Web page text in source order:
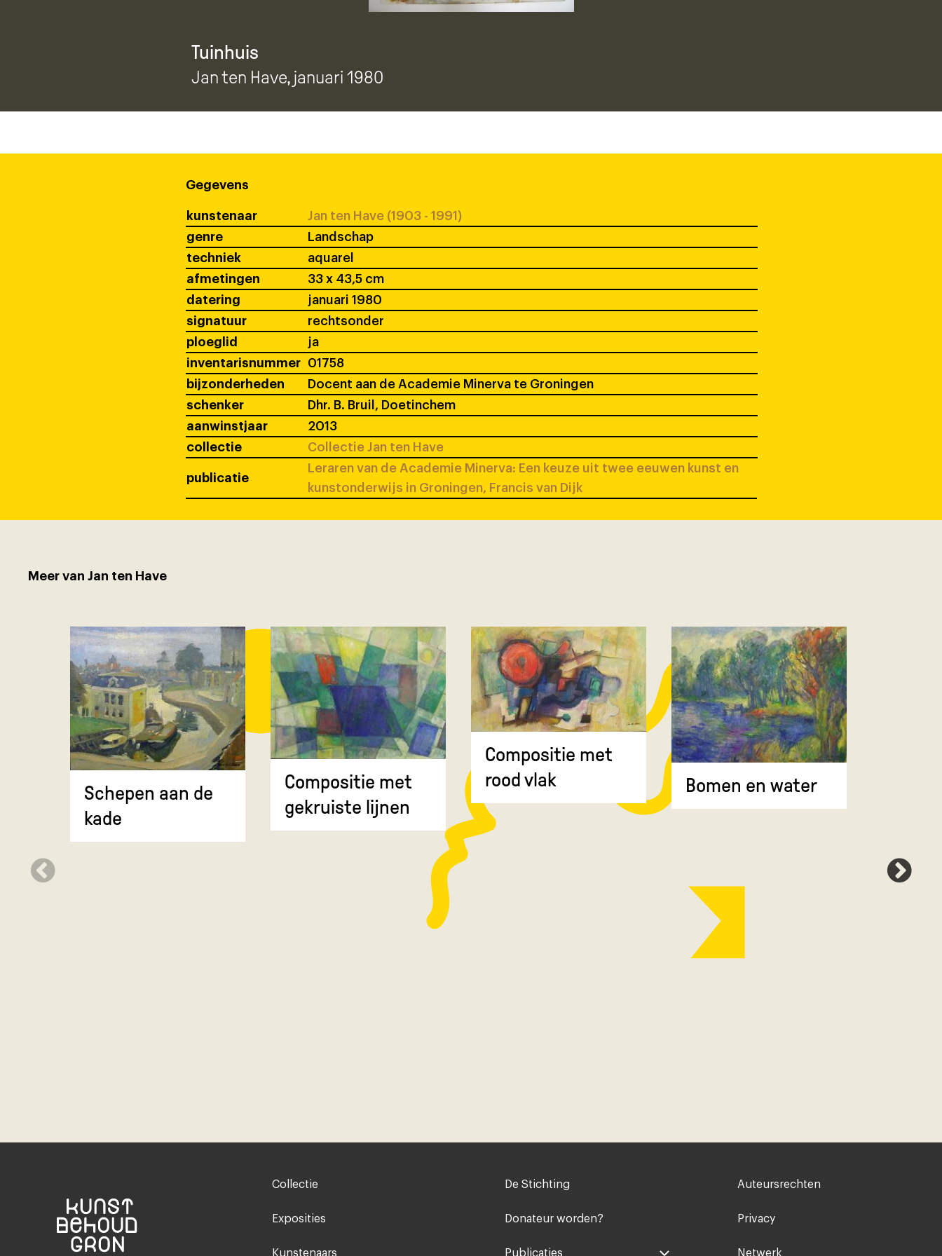
Tuinhuis
Jan ten Have, januari 1980
Gegevens
kunstenaar
Jan ten Have (1903 - 1991)
genre
Landschap
techniek
aquarel
afmetingen
33 x 43,5 cm
datering
januari 1980
signatuur
rechtsonder
ploeglid
ja
inventarisnummer
01758
bijzonderheden
Docent aan de Academie Minerva te Groningen
schenker
Dhr. B. Bruil, Doetinchem
aanwinstjaar
2013
collectie
Collectie Jan ten Have
publicatie
Leraren van de Academie Minerva: Een keuze uit twee eeuwen kunst en
kunstonderwijs in Groningen, Francis van Dijk
Meer van Jan ten Have
Schepen aan de
kade
Compositie met
gekruiste lijnen
Compositie met
rood vlak
Bomen en water
Footer-
Collectie
Exposities
Kunstenaars
Voet
De Stichting
Donateur worden?
Publicaties
Voet
Auteursrechten
Privacy
Netwerk